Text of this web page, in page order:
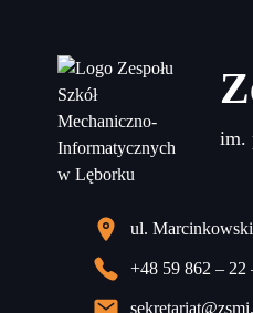
im.
ul.
+48 59 862 – 22